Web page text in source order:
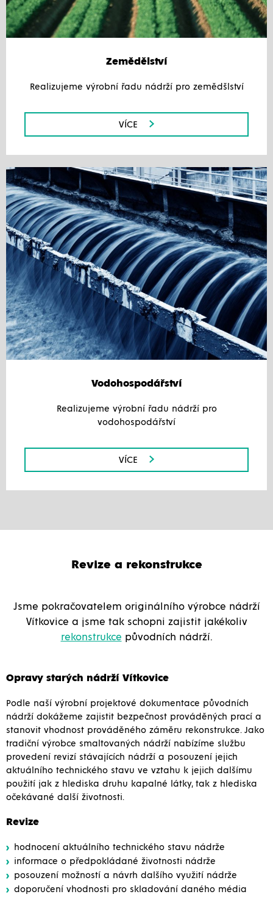
Zemědělství
Realizujeme výrobní řadu nádrží pro zemědšlství
VÍCE
Vodohospodářství
Realizujeme výrobní řadu nádrží pro
vodohospodářství
VÍCE
Revize a rekonstrukce
Jsme pokračovatelem originálního výrobce nádrží
Vítkovice a jsme tak schopni zajistit jakékoliv
rekonstrukce původních nádrží.
Opravy starých nádrží Vítkovice
Podle naší výrobní projektové dokumentace původních
nádrží dokážeme zajistit bezpečnost prováděných prací a
stanovit vhodnost prováděného záměru rekonstrukce. Jako
tradiční výrobce smaltovaných nádrží nabízíme službu
provedení revizí stávajících nádrží a posouzení jejich
aktuálního technického stavu ve vztahu k jejich dalšímu
použití jak z hlediska druhu kapalné látky, tak z hlediska
očekávané další životnosti.
Revize
hodnocení aktuálního technického stavu nádrže
informace o předpokládané životnosti nádrže
posouzení možností a návrh dalšího využití nádrže
doporučení vhodnosti pro skladování daného média